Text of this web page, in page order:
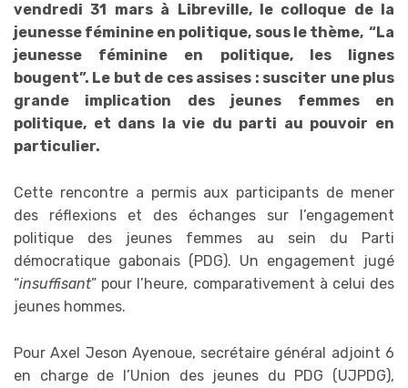
vendredi 31 mars à Libreville, le colloque de la
jeunesse féminine en politique, sous le thème, “La
jeunesse féminine en politique, les lignes
bougent”. Le but de ces assises : susciter une plus
grande implication des jeunes femmes en
politique, et dans la vie du parti au pouvoir en
particulier.
Cette rencontre a permis aux participants de mener
des réflexions et des échanges sur l’engagement
politique des jeunes femmes au sein du Parti
démocratique gabonais (PDG). Un engagement jugé
“insuffisant” pour l’heure, comparativement à celui des
jeunes hommes.
Pour Axel Jeson Ayenoue, secrétaire général adjoint 6
en charge de l’Union des jeunes du PDG (UJPDG),